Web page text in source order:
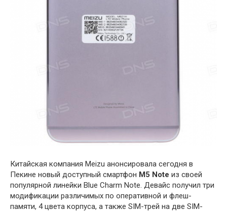
Китайская компания Meizu анонсировала сегодня в
Пекине новый доступный смартфон M5 Note из своей
популярной линейки Blue Charm Note. Девайс получил три
модификации различимых по оперативной и флеш-
памяти, 4 цвета корпуса, а также SIM-трей на две SIM-